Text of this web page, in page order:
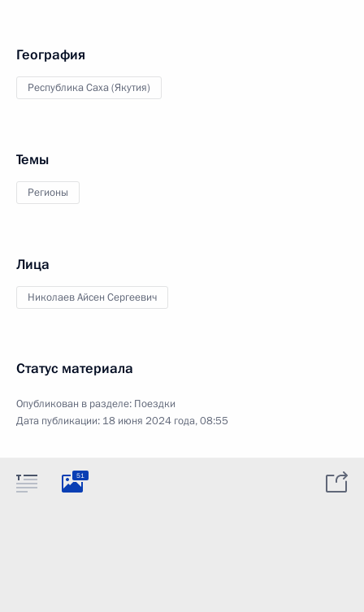
География
Республика Саха (Якутия)
Темы
Регионы
Лица
Николаев Айсен Сергеевич
Статус материала
Опубликован в разделе: Поездки
Дата публикации: 18 июня 2024 года, 08:55
51